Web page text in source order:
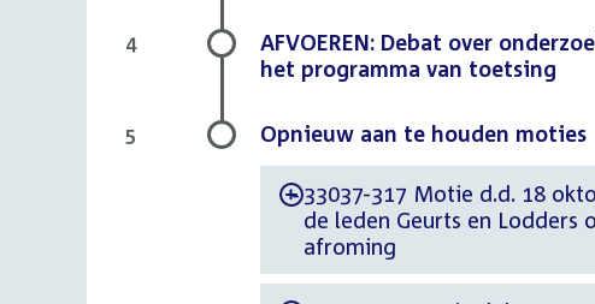
AFVOEREN: Debat over
het programma van toetsing
4
Opnieuw aan te houden moties
-33037-317 Motie d.d. 18
de leden Geurts en Lodders
afroming
5